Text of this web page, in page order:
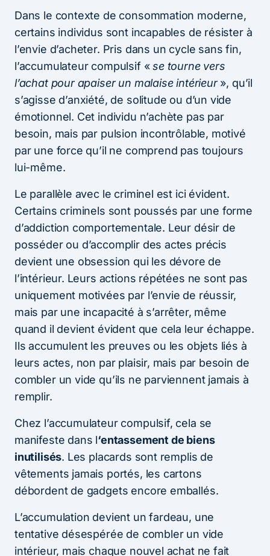
Dans le contexte de consommation moderne,
certains individus sont incapables de résister à
l’envie d’acheter. Pris dans un cycle sans fin,
l’accumulateur compulsif «se tourne vers
l’achat pour apaiser un malaise intérieur», qu’il
s’agisse d’anxiété, de solitude ou d’un vide
émotionnel. Cet individu n’achète pas par
besoin, mais par pulsion incontrôlable, motivé
par une force qu’il ne comprend pas toujours
lui-même.
Le parallèle avec le criminel est ici évident.
Certains criminels sont poussés par une forme
d’addiction comportementale. Leur désir de
posséder ou d’accomplir des actes précis
devient une obsession qui les dévore de
l’intérieur. Leurs actions répétées ne sont pas
uniquement motivées par l’envie de réussir,
mais par une incapacité à s’arrêter, même
quand il devient évident que cela leur échappe.
Ils accumulent les preuves ou les objets liés à
leurs actes, non par plaisir, mais par besoin de
combler un vide qu’ils ne parviennent jamais à
remplir.
Chez l’accumulateur compulsif, cela se
manifeste dans l‘entassement de biens
inutilisés. Les placards sont remplis de
vêtements jamais portés, les cartons
débordent de gadgets encore emballés.
L’accumulation devient un fardeau, une
tentative désespérée de combler un vide
intérieur, mais chaque nouvel achat ne fait